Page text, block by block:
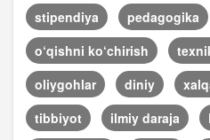
stipendiya
pedagogika
o‘qishni ko‘chirish
oliygohlar
diniy
tibbiyot
ilmiy daraja